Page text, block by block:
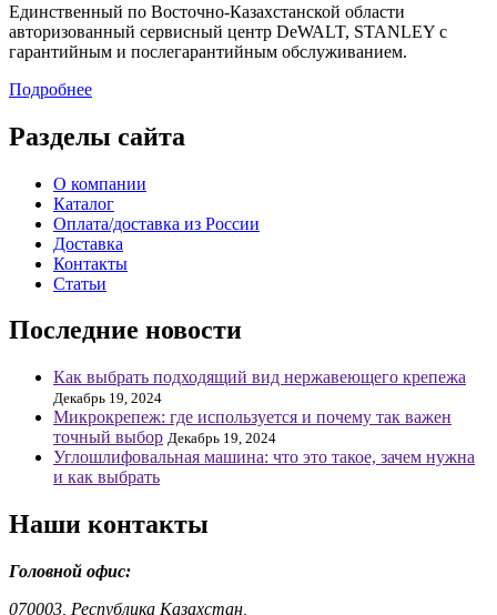
Единственный по Восточно-Казахстанской области
авторизованный сервисный центр DeWALT, STANLEY с
гарантийным и послегарантийным обслуживанием.
Подробнее
Разделы сайта
О компании
Каталог
Оплата/доставка из России
Доставка
Контакты
Статьи
Последние новости
Как выбрать подходящий вид нержавеющего крепежа
Декабрь 19, 2024
Микрокрепеж: где используется и почему так важен
точный выбор Декабрь 19, 2024
Углошлифовальная машина: что это такое, зачем нужна
и как выбрать
Наши контакты
Головной офис:
070003, Республика Казахстан,